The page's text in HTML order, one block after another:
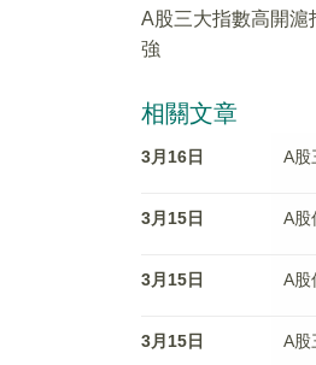
A股三大指數高開滬
強
相關文章
3月16日 A股
3月15日 A股
3月15日 A股
3月15日 A股